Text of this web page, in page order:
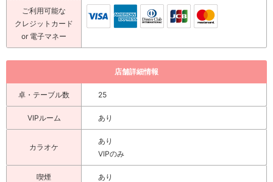
ご利用可能な
クレジットカード
or 電子マネー
店舗詳細情報
卓・テーブル数 25
VIPルーム あり
カラオケ
あり
VIPのみ
喫煙 あり